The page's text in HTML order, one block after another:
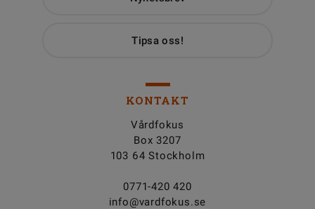
Tipsa oss!
KONTAKT
Vårdfokus
Box 3207
103 64 Stockholm
0771-420 420
info@vardfokus.se